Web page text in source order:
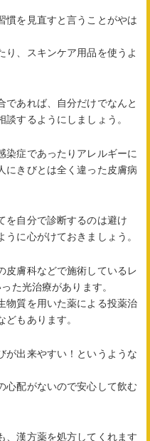
慣を見直すと言うことがやは
り、スキンケア用品を使うよ
であれば、自分だけでなんと
するようにしましょう。
染症であったりアレルギーに
にきびとは全く違った皮膚病
を自分で診断するのは避け
に心がけておきましょう。
皮膚科などで施術しているレ
た光治療があります。
物質を用いた薬による投薬治
もあります。
が出来やすい！というような
心配がないので安心して飲む
、漢方薬を処方してくれます